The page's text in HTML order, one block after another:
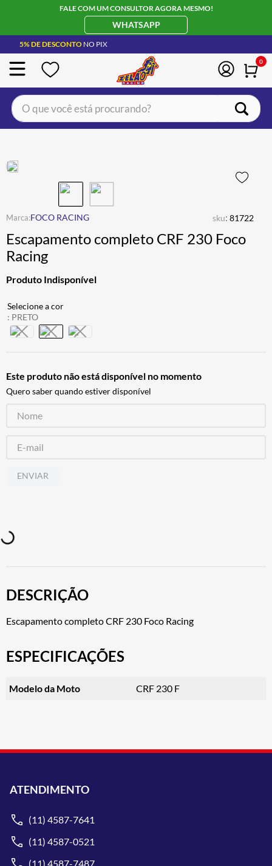
FALE COM UM CONSULTOR AGORA MESMO!
WHATSAPP
5% DE DESCONTO NO PIX
0
O que você está procurando?
FOCO RACING sku: 81722
Escapamento completo CRF 230 Foco
Racing
Produto Indisponível
: PRETO
Este produto não está disponível no momento
Quero saber quando estiver disponível
ENVIAR
DESCRIÇÃO
Escapamento completo CRF 230 Foco Racing
ESPECIFICAÇÕES
Modelo da Moto CRF 230 F
ATENDIMENTO
(11) 4587-7641
(11) 4587-0521
(11) 4587-7487
JAQUETA
4º ÓCULOS SOLAR
5º LUVA
6º BAU
7º ALPINESTAR
8º AIROH
9º CALÇA